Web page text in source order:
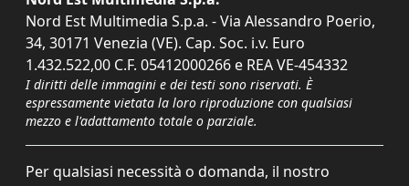
Nord Est Multimedia S.p.a. - Via Alessandro Poerio,
34, 30171 Venezia (VE). Cap. Soc. i.v. Euro
1.432.522,00 C.F. 05412000266 e REA VE-454332
I diritti delle immagini e dei testi sono riservati. È
espressamente vietata la loro riproduzione con qualsiasi
mezzo e l'adattamento totale o parziale.
Per qualsiasi necessità o domanda, il nostro